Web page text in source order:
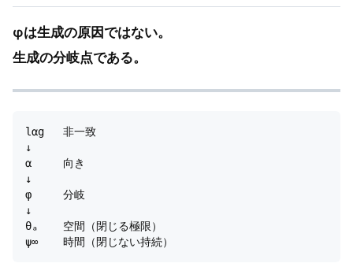
φは生成の原因ではない。
生成の分岐点である。
lαg   非一致
↓
α     向き
↓
φ     分岐
↓
θₐ    空間（閉じる極限）